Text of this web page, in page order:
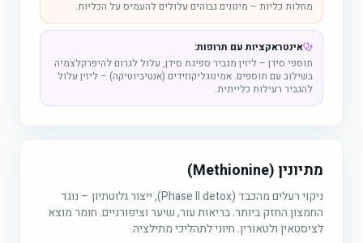
מחלות כליות – מינונים גבוהים עלולים להעמיס על הכליות.
אינטראקציות עם תרופות:
תוספי סידן – ליזין מגביר ספיגת סידן, עלול לגרום להיפרקלצמיה
בשילוב עם תוספים. אמינוגליקוזידים (אנטיביוטיקה) – ליזין עלול
להגביר רעילות כלייתית.
מתיונין (Methionine)
ניקוי רעלים מהכבד (Phase II detox), ייצור גלוטתיון – נוגד
החמצון החזק ביותר. בריאות עור, שיער וציפורניים. חומר מוצא
לציסטאין ולטאורין. חיוני לתהליכי מתילציה.